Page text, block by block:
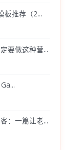
板推荐（2...
要做这种营...
：一篇让老...